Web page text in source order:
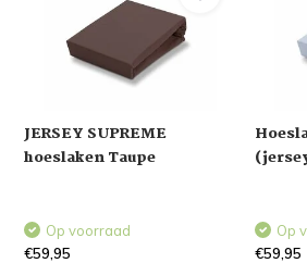
JERSEY SUPREME
hoeslaken Taupe
Op voorraad
€59,95
Op
€59,95